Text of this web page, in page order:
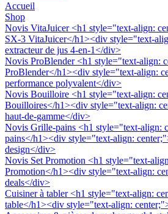
Accueil
Shop
Novis VitaJuicer <h1 style="text-align:
SX-3 VitaJuicer</h1><div style="text-
extracteur de jus 4-en-1</div>
Novis ProBlender <h1 style="text-align:
ProBlender</h1><div style="text-align:
performance polyvalent</div>
Novis Bouilloire <h1 style="text-align:
Bouilloires</h1><div style="text-align:
haut-de-gamme</div>
Novis Grille-pains <h1 style="text-align:
pains</h1><div style="text-align:
design</div>
Novis Set Promotion <h1 style="text-
Promotion</h1><div style="text-align:
deals</div>
Cuisiner à tabler <h1 style="text-align:
table</h1><div style="text-align: